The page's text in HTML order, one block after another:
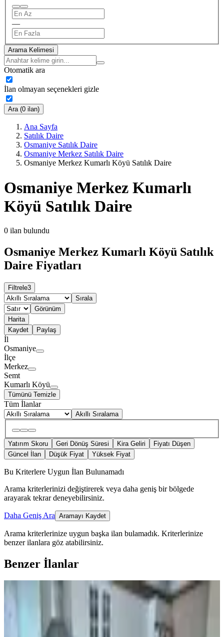
—
Arama Kelimesi
Otomatik ara
İlan olmayan seçenekleri gizle
Ara (0 ilan)
Ana Sayfa
Satılık Daire
Osmaniye Satılık Daire
Osmaniye Merkez Satılık Daire
Osmaniye Merkez Kumarlı Köyü Satılık Daire
Osmaniye Merkez Kumarlı
Köyü Satılık Daire
0 ilan bulundu
Osmaniye Merkez Kumarlı Köyü Satılık
Daire Fiyatları
Filtrele3
Sırala
Görünüm
Harita
Kaydet
Paylaş
İl
Osmaniye
İlçe
Merkez
Semt
Kumarlı Köyü
Tümünü Temizle
Tüm İlanlar
Akıllı Sıralama
Yatırım Skoru Geri Dönüş Süresi Kira Geliri
Fiyatı Düşen
Güncel İlan
Düşük Fiyat Yüksek Fiyat
Bu Kriterlere Uygun İlan Bulunamadı
Arama kriterlerinizi değiştirerek veya daha geniş bir bölgede
arayarak tekrar deneyebilirsiniz.
Daha Geniş Ara Aramayı Kaydet
Arama kriterlerinize uygun başka ilan bulamadık. Kriterlerinize
benzer ilanlara göz atabilirsiniz.
Benzer İlanlar
Final Emlaktan Avm Civarı Satılık
3+1 Daire
Merkez, M.akif Ersoy Mahallesi